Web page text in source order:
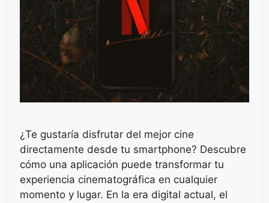
¿Te gustaría disfrutar del mejor cine
directamente desde tu smartphone? Descubre
cómo una aplicación puede transformar tu
experiencia cinematográfica en cualquier
momento y lugar. En la era digital actual, el